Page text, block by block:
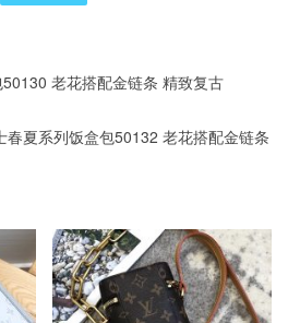
老花搭配金链条 精致复古
春夏系列饭盒包50132 老花搭配金链条